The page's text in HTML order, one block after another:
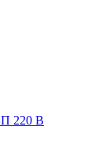
220 В